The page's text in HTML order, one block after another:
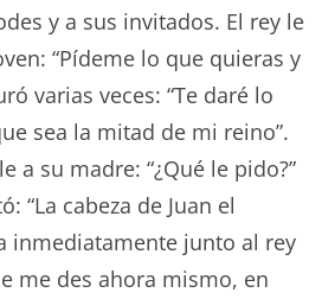
y a sus invitados. El rey le
“Pídeme lo que quieras y
varias veces: “Te daré lo
sea la mitad de mi reino”.
a su madre: “¿Qué le pido?”
“La cabeza de Juan el
inmediatamente junto al rey
me des ahora mismo, en